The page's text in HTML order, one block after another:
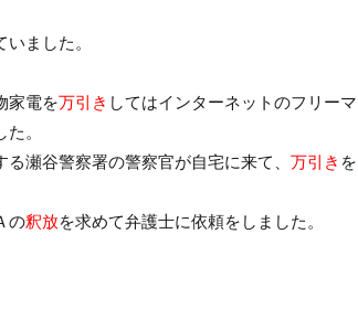
ました。
家電を万引き してはインターネットのフリーマ
。
瀬谷警察署の警察官が自宅に来て、 万引き を
の釈放を求めて弁護士に依頼をしました。